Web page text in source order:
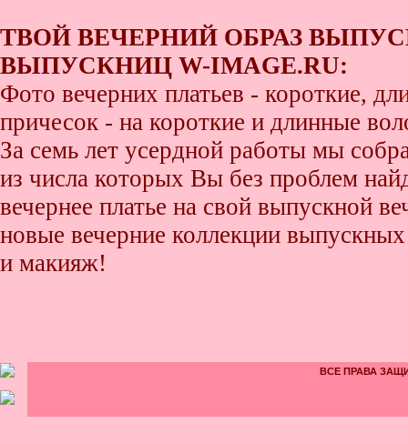
ТВОЙ ВЕЧЕРНИЙ ОБРАЗ
ВЫПУСКНИЦ W-IMAGE.RU:
Фото вечерних платьев - короткие,
причесок - на короткие и длинные
За семь лет усердной работы мы
из числа которых Вы без проблем
вечернее платье на свой выпускной
новые вечерние коллекции
и макияж!
ВСЕ ПРАВА